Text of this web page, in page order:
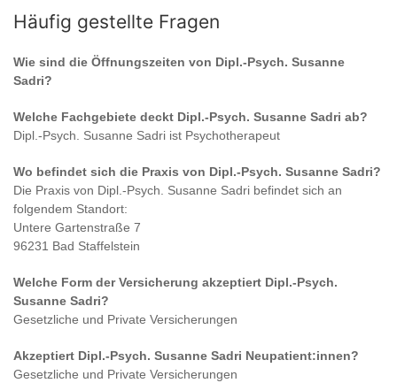
Häufig gestellte Fragen
Wie sind die Öffnungszeiten von Dipl.-Psych. Susanne
Sadri?
Welche Fachgebiete deckt Dipl.-Psych. Susanne Sadri ab?
Dipl.-Psych. Susanne Sadri ist Psychotherapeut
Wo befindet sich die Praxis von Dipl.-Psych. Susanne Sadri?
Die Praxis von Dipl.-Psych. Susanne Sadri befindet sich an
folgendem Standort:
Untere Gartenstraße 7
96231 Bad Staffelstein
Welche Form der Versicherung akzeptiert Dipl.-Psych.
Susanne Sadri?
Gesetzliche und Private Versicherungen
Akzeptiert Dipl.-Psych. Susanne Sadri Neupatient:innen?
Gesetzliche und Private Versicherungen